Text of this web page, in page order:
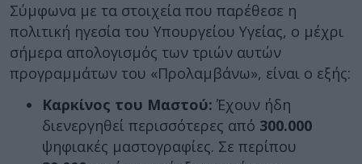
Σύμφωνα με τα στοιχεία που παρέθεσε η
πολιτική ηγεσία του Υπουργείου Υγείας, ο μέχρι
σήμερα απολογισμός των τριών αυτών
προγραμμάτων του «Προλαμβάνω», είναι ο εξής:
Καρκίνος του Μαστού: Έχουν ήδη
διενεργηθεί περισσότερες από 300.000
ψηφιακές μαστογραφίες. Σε περίπου